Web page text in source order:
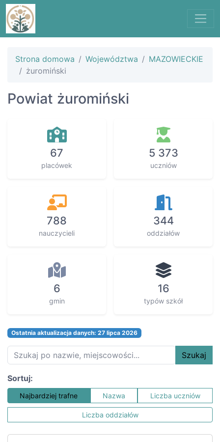
Strona domowa Województwa
MAZOWIECKIE
żuromiński
Powiat żuromiński
67
placówek
5 373
uczniów
788
nauczycieli
344
oddziałów
6
gmin
16
typów szkół
Ostatnia aktualizacja danych: 27 lipca 2026
Szukaj
Sortuj:
Najbardziej trafne Nazwa Liczba uczniów
Liczba oddziałów